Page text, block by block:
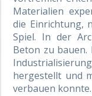
Materialien
die Einrichtung,
Spiel. In der
Beton zu
hergestellt und
verbauen konnte.